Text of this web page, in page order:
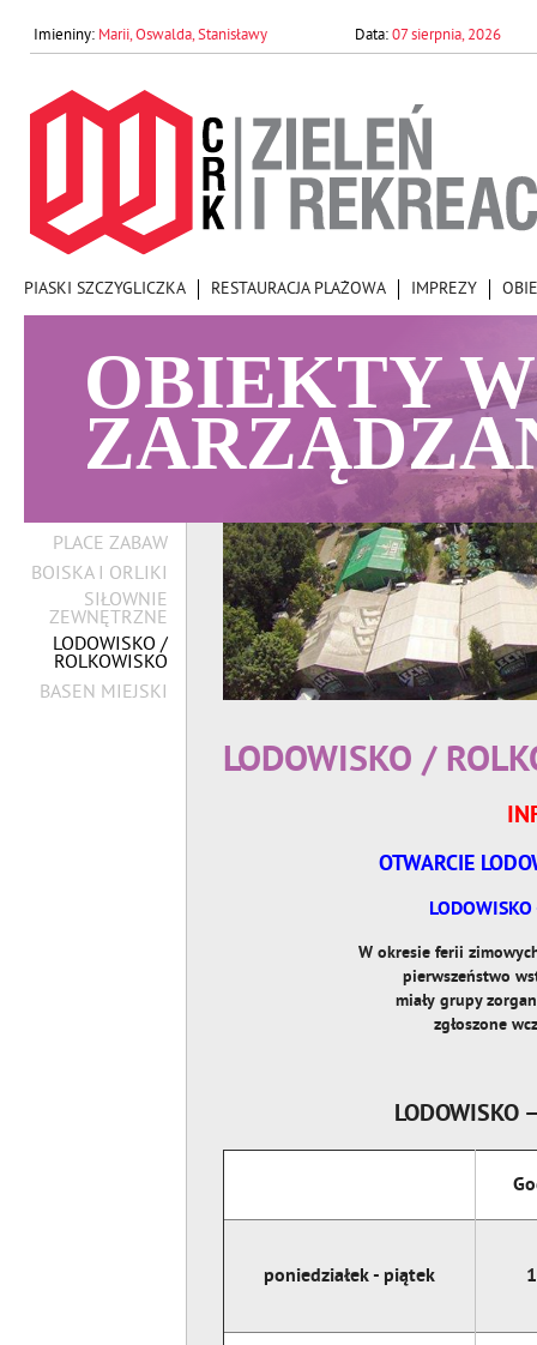
Marii, Oswalda, Stanisławy 07 sierpnia, 2026
PIASKI SZCZYGLICZKA RESTAURACJA PLAŻOWA IMPREZY
OBIEKTY W
PLACE ZABAW
BOISKA I ORLIKI
SIŁOWNIE
ZEWNĘTRZNE
LODOWISKO /
ROLKOWISKO
BASEN MIEJSKI
LODOWISKO /
OTWARCIE
W okresie ferii zimowych
pierwszeństwo wstępu
miały grupy
zgłoszone
LODOWISKO
poniedziałek - piątek